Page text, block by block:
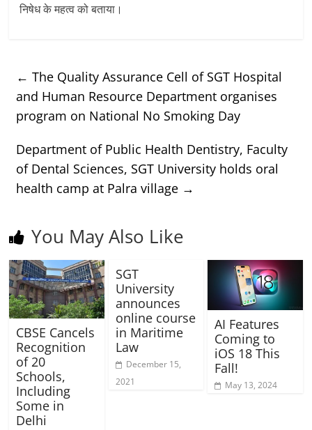
निषेध के महत्व को बताया।
← The Quality Assurance Cell of SGT Hospital
and Human Resource Department organises
program on National No Smoking Day
Department of Public Health Dentistry, Faculty
of Dental Sciences, SGT University holds oral
health camp at Palra village →
You May Also Like
CBSE Cancels
Recognition
of 20
Schools,
Including
Some in
Delhi
SGT
University
announces
online course
in Maritime
Law
December 15,
2021
AI Features
Coming to
iOS 18 This
Fall!
May 13, 2024